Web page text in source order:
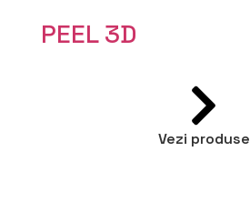
PEEL 3D
Vezi produse